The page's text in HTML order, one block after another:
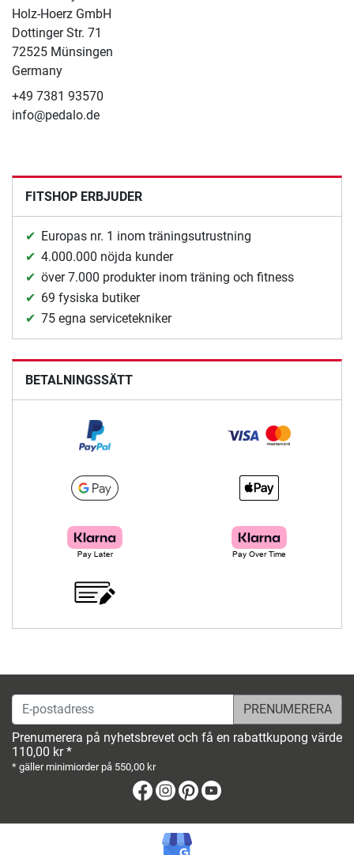
Holz-Hoerz GmbH
Dottinger Str. 71
72525 Münsingen
Germany
+49 7381 93570
info@pedalo.de
FITSHOP ERBJUDER
Europas nr. 1 inom träningsutrustning
4.000.000 nöjda kunder
över 7.000 produkter inom träning och fitness
69 fysiska butiker
75 egna servicetekniker
BETALNINGSSÄTT
E-postadress
Prenumerera på nyhetsbrevet och få en rabattkupong värde
110,00 kr *
* gäller minimiorder på 550,00 kr
Facebook
Instagram
Pinterest